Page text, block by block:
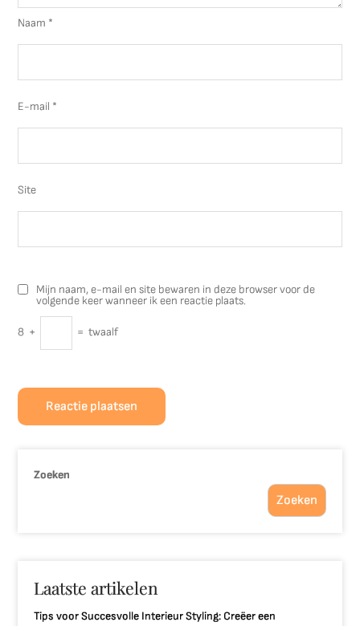
Naam *
E-mail *
Site
Mijn naam, e-mail en site bewaren in deze browser voor de
volgende keer wanneer ik een reactie plaats.
8 + = twaalf
Zoeken
Zoeken
Laatste artikelen
Tips voor Succesvolle Interieur Styling: Creëer een